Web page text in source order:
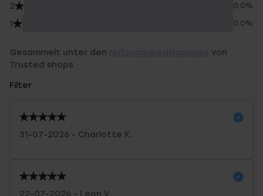
2 0.0%
1 0.0%
Gesammelt unter den
von
Trusted shops
Filter
31-07-2026 - Charlotte K.
22-07-2026 - Leon V.